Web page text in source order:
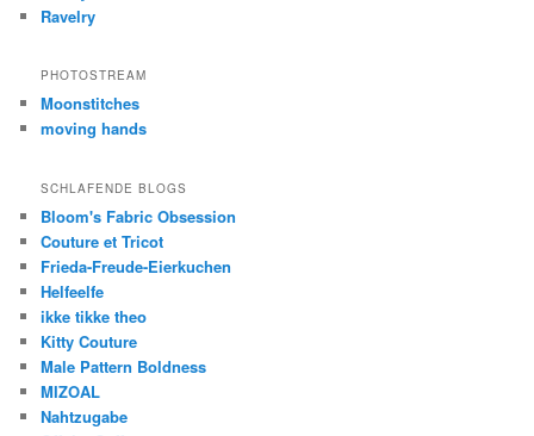
Ravelry
PHOTOSTREAM
Moonstitches
moving hands
SCHLAFENDE BLOGS
Bloom's Fabric Obsession
Couture et Tricot
Frieda-Freude-Eierkuchen
Helfeelfe
ikke tikke theo
Kitty Couture
Male Pattern Boldness
MIZOAL
Nahtzugabe